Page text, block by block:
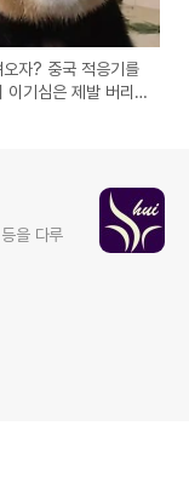
오자? 중국 적응기를
이기심은 제발 버리
을 다루